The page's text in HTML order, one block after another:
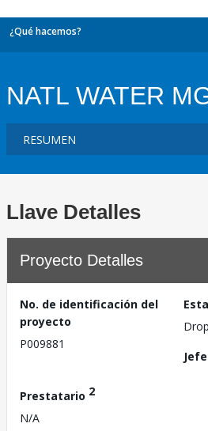
¿Qué hacemos?
NATL WATER
Llave Detalles
Proyecto Detalles
No. de identificación del
proyecto
P009881
Prestatario 2
N/A